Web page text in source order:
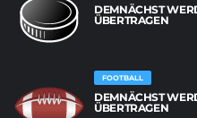
DEMNÄCHST
ÜBERTRAGEN
FOOTBALL
DEMNÄCHST
ÜBERTRAGEN